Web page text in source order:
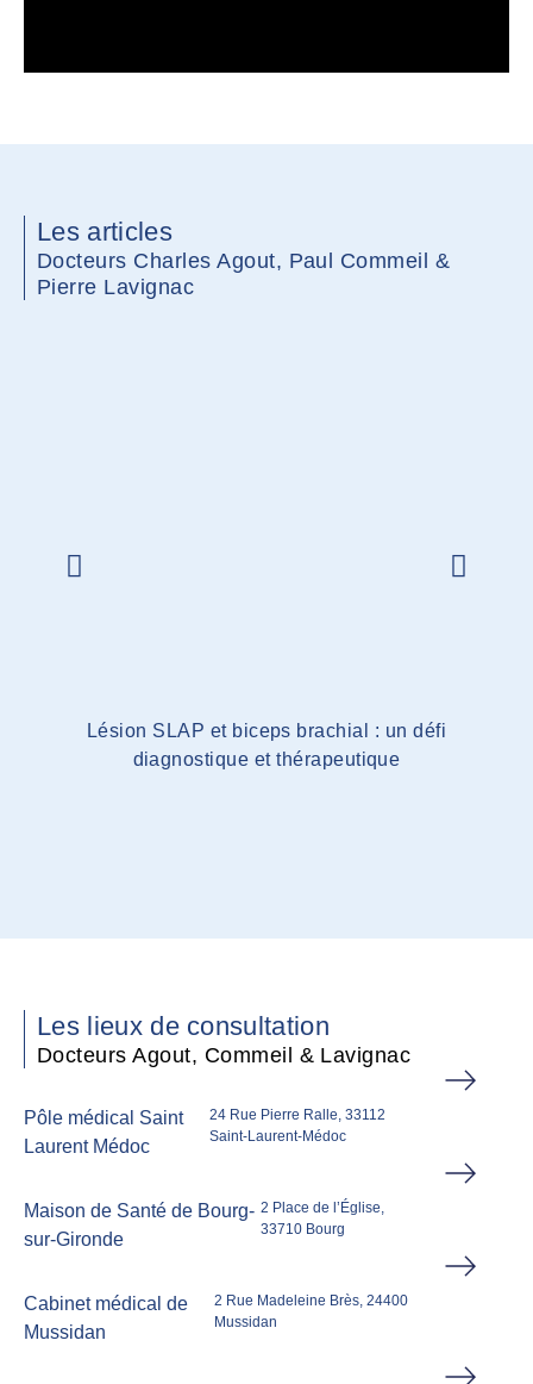
Les articles
Docteurs Charles Agout, Paul Commeil &
Pierre Lavignac
Lésion SLAP et biceps brachial : un défi
diagnostique et thérapeutique
Les lieux de consultation
Docteurs Agout, Commeil & Lavignac
Pôle médical Saint
Laurent Médoc
24 Rue Pierre Ralle, 33112
Saint-Laurent-Médoc
Maison de Santé de Bourg-
sur-Gironde
2 Place de l’Église,
33710 Bourg
Cabinet médical de
Mussidan
2 Rue Madeleine Brès, 24400
Mussidan